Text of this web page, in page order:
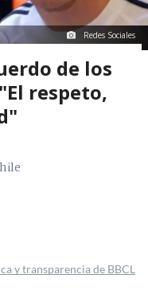
Redes Sociales
de los
respeto,
y transparencia de BBCL